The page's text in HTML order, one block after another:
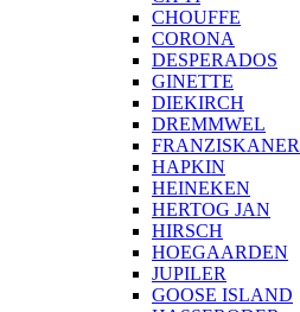
CHOUFFE
CORONA
DESPERADOS
GINETTE
DIEKIRCH
DREMMWEL
FRANZISKANER
HAPKIN
HEINEKEN
HERTOG JAN
HIRSCH
HOEGAARDEN
JUPILER
GOOSE ISLAND